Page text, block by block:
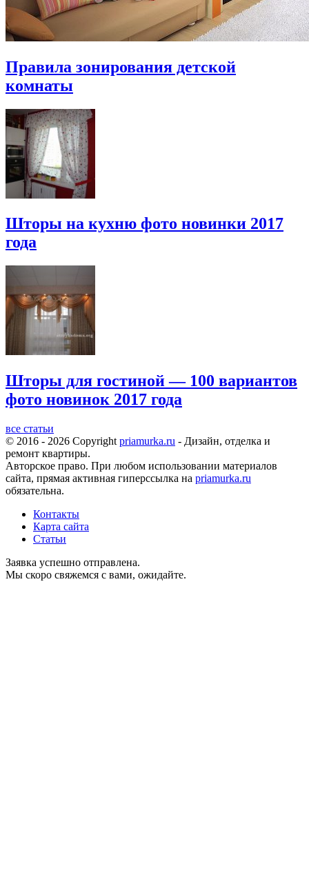
Правила зонирования детской
комнаты
Шторы на кухню фото новинки 2017
года
Шторы для гостиной — 100 вариантов
фото новинок 2017 года
все статьи
© 2016 - 2026 Copyright priamurka.ru - Дизайн, отделка и
ремонт квартиры.
Авторское право. При любом использовании материалов
сайта, прямая активная гиперссылка на priamurka.ru
обязательна.
Контакты
Карта сайта
Статьи
Заявка успешно отправлена.
Мы скоро свяжемся с вами, ожидайте.